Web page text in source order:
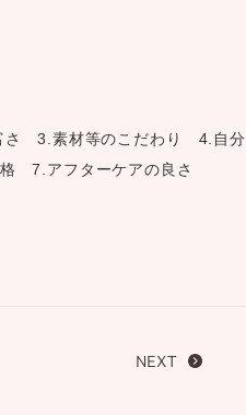
さ 3.素材等のこだわり 4.自分
7.アフターケアの良さ
NEXT